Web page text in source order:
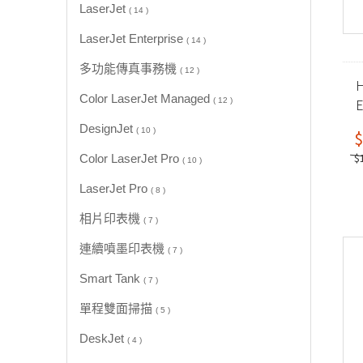
LaserJet ( 14 )
LaserJet Enterprise ( 14 )
多功能傳真事務機 ( 12 )
Color LaserJet Managed ( 12 )
DesignJet ( 10 )
Color LaserJet Pro ( 10 )
LaserJet Pro ( 8 )
相片印表機 ( 7 )
連續噴墨印表機 ( 7 )
Smart Tank ( 7 )
單程雙面掃描 ( 5 )
DeskJet ( 4 )